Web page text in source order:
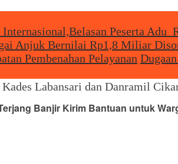
Peserta Adu
Anjuk Bernilai Rp1,8 Miliar
Pembenahan Pelayanan
Kades Labansari dan Danramil
Banjir Kirim Bantuan untuk